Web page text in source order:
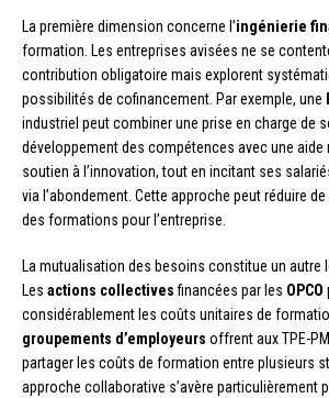
La première dimension concerne l’ingénierie
formation. Les entreprises avisées ne se
contribution obligatoire mais explorent
possibilités de cofinancement. Par exemple, une
industriel peut combiner une prise en charge de
développement des compétences avec une aide
soutien à l’innovation, tout en incitant ses
via l’abondement. Cette approche peut réduire
des formations pour l’entreprise.
La mutualisation des besoins constitue un autre
Les actions collectivesfinancées par les OPCO
considérablement les coûts unitaires de
groupements d’employeurs offrent aux TPE-
partager les coûts de formation entre plusieurs
approche collaborative s’avère particulièrement